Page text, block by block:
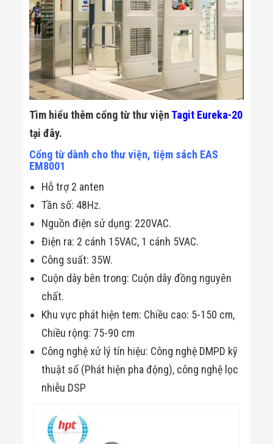
Tìm hiểu thêm cổng từ thư viện Tagit Eureka-20
tại đây.
Cổng từ dành cho thư viện, tiệm sách EAS
EM8001
Hỗ trợ 2 anten
Tần số: 48Hz.
Nguồn điện sử dụng: 220VAC.
Điện ra: 2 cánh 15VAC, 1 cánh 5VAC.
Công suất: 35W.
Cuộn dây bên trong: Cuộn dây đồng nguyên
chất.
Khu vực phát hiện tem: Chiều cao: 5-150 cm,
Chiều rộng: 75-90 cm
Công nghệ xử lý tín hiệu: Công nghệ DMPD kỹ
thuật số (Phát hiện pha động), công nghệ lọc
nhiễu DSP